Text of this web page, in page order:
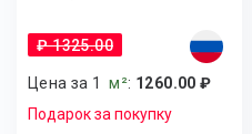
₽ 1325.00
Цена за 1м²: 1260.00 ₽
Подарок за покупку